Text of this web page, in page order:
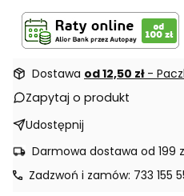
Dostawa od 12,50 zł -
Zapytaj o produkt
Udostępnij
Darmowa dostawa od 199
Zadzwoń i zamów: 733 155